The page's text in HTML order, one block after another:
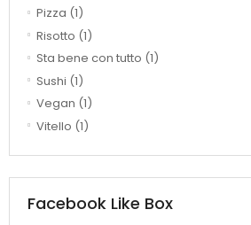
Pizza (1)
Risotto (1)
Sta bene con tutto (1)
Sushi (1)
Vegan (1)
Vitello (1)
Facebook Like Box